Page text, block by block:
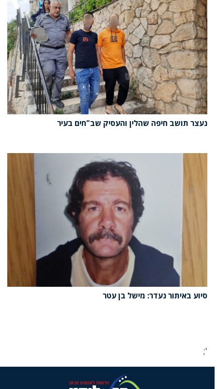
נעצר תושב חיפה שהלין והעסיק שב"חים בעיר
סיוע באיתור נעדר: מישל בן עטר
';